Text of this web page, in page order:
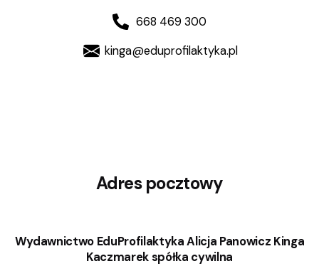
668 469 300
kinga@eduprofilaktyka.pl
Adres pocztowy
Wydawnictwo EduProfilaktyka Alicja Panowicz Kinga
Kaczmarek spółka cywilna